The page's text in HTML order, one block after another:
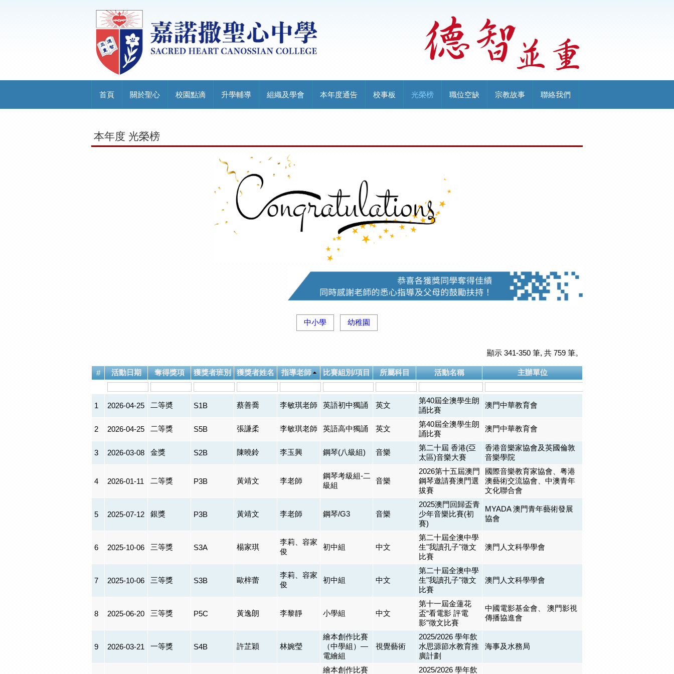
首頁 關於聖心 校園點滴 升學輔導 組織及學會 本年度通告 校事板 光榮榜 職位空缺 宗教故事 聯絡我們
本年度 光榮榜
中小學 幼稚園
顯示 341-350 筆, 共 759 筆。
# 活動日期 奪得獎項 獲獎者班別 獲獎者姓名 指導老師 比賽組別/項目 所屬科目 活動名稱 主辦單位
1 2026-04-25 二等奬 S1B 蔡善喬 李敏琪老師 英語初中獨誦 英文
第40屆全澳學生朗
誦比賽
澳門中華教育會
2 2026-04-25 二等獎 S5B 張謙柔 李敏琪老師 英語高中獨誦 英文
第40屆全澳學生朗
誦比賽
澳門中華教育會
3 2026-03-08 金獎 S2B 陳曉鈴 李玉興 鋼琴(八級組) 音樂
第二十屆 香港(亞
太區)音樂大賽
香港音樂家協會及英國倫敦
音樂學院
4 2026-01-11 二等獎 P3B 黃靖文 李老師
鋼琴考級組-二
級組
音樂
2026第十五屆澳門
鋼琴邀請賽澳門選
拔賽
國際音樂教育家協會、粤港
澳藝術交流協會、中澳青年
文化聯合會
5 2025-07-12 銀獎 P3B 黃靖文 李老師 鋼琴/G3 音樂
2025澳門回歸盃青
少年音樂比賽(初
賽)
MYADA 澳門青年藝術發展
協會
6 2025-10-06 三等獎 S3A 楊家琪
李莉、容家
俊
初中組 中文
第二十屆全澳中學
生"我讀孔子"徵文
比賽
澳門人文科學學會
7 2025-10-06 三等獎 S3B 歐梓蕾
李莉、容家
俊
初中組 中文
第二十屆全澳中學
生"我讀孔子"徵文
比賽
澳門人文科學學會
8 2025-06-20 三等獎 P5C 黃逸朗 李黎靜 小學組 中文
第十一屆金蓮花
盃“看電影 評電
影”徵文比賽
中國電影基金會、 澳門影視
傳播協進會
9 2026-03-21 一等獎 S4B 許芷穎 林婉瑩
繪本創作比賽
（中學組）—
電繪組
視覺藝術
2025/2026 學年飲
水思源節水教育推
廣計劃
海事及水務局
繪本創作比賽 2025/2026 學年飲